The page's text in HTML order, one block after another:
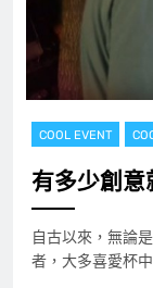
COOL EVENT
有多少創意
自古以來，無論
者，大多喜愛杯